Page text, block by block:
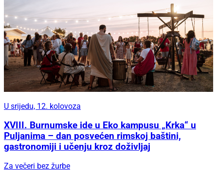
U srijedu, 12. kolovoza
XVIII. Burnumske ide u Eko kampusu „Krka“ u
Puljanima – dan posvećen rimskoj baštini,
gastronomiji i učenju kroz doživljaj
Za večeri bez žurbe